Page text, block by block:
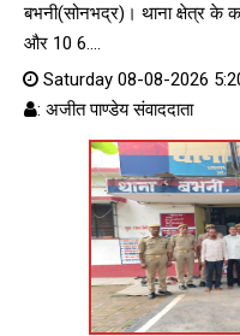
बभनी(सोनभद्र)। थाना क्षेत्र के
और 10 6....
Saturday 08-08-2026
: अजीत पाण्डेय संवाददाता